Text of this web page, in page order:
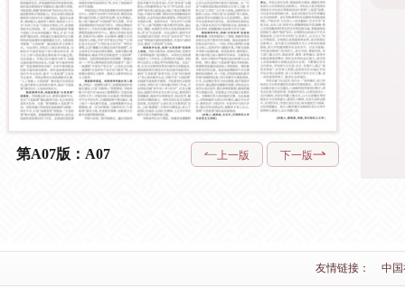
第A07版：A07 上一版 下一版
友情链接： 中